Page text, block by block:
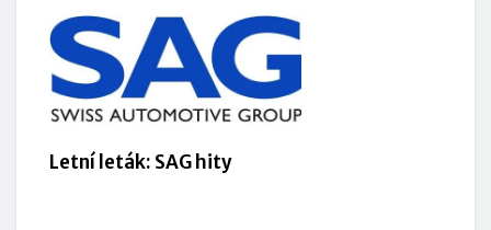
Letní leták: SAG hity